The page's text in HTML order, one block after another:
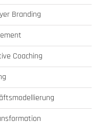
Branding
Coaching